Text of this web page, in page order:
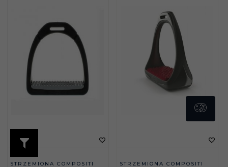
STRZEMIONA COMPOSITI STRZEMIONA COMPOSITI